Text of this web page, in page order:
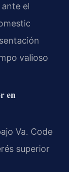
el
valioso
en
Va. Code
superior